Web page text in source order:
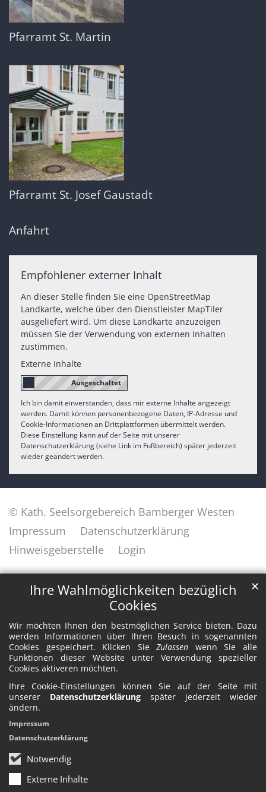
Ihre Wahlmöglichkeiten bezüglich
Cookies
Wir möchten Ihnen den bestmöglichen Service bieten. Dazu
werden Informationen über Ihren Besuch in sogenannten
Cookies gespeichert. Klicken SieZulassen wenn Sie alle
Funktionen dieser Website unter Verwendung spezieller
Cookies aktiveren möchten.
Ihre Cookie-Einstellungen können Sie auf der Seite mit
unserer Datenschutzerklärung später jederzeit wieder
ändern.
Notwendig
Externe Inhalte
✕
Impressum
Datenschutzerklärung
Pfarramt St. Martin
Pfarramt St. Josef Gaustadt
Anfahrt
Empfohlener externer Inhalt
An dieser Stelle finden Sie eine OpenStreetMap
Landkarte, welche über den Dienstleister MapTiler
ausgeliefert wird. Um diese Landkarte anzuzeigen
müssen Sie der Verwendung von externen Inhalten
zustimmen.
Externe Inhalte
Ich bin damit einverstanden, dass mir externe Inhalte angezeigt
werden. Damit können personenbezogene Daten, IP-Adresse und
Cookie-Informationen an Drittplattformen übermittelt werden.
Diese Einstellung kann auf der Seite mit unserer
Datenschutzerklärung (siehe Link im Fußbereich) später jederzeit
wieder geändert werden.
© Kath. Seelsorgebereich Bamberger Westen
Impressum
Datenschutzerklärung
Hinweisgeberstelle
Login